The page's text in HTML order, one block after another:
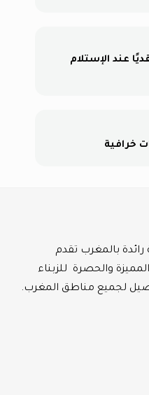
عند الإستلام
خرافية
بالمغرب تقدم
والحصرة للزبناء
لجميع مناطق المغرب.